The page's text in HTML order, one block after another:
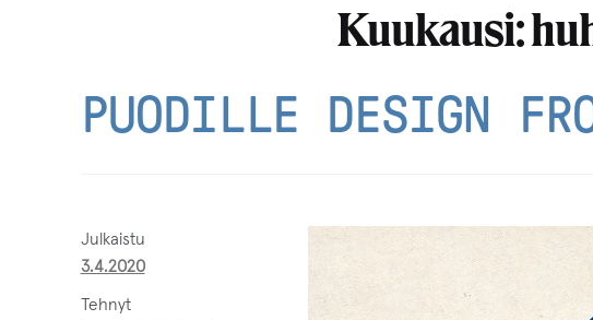
Kuukausi:
PUODILLE DESIGN
Julkaistu
3.4.2020
tehnyt